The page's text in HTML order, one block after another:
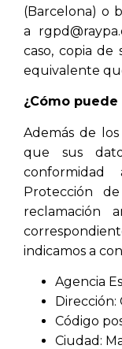
(Barcelona) o
a
caso, copia
equivalente
¿Cómo
Además de
que sus
Protección
reclamación
indicamos a
Agencia
Dirección:
Código
Ciudad: